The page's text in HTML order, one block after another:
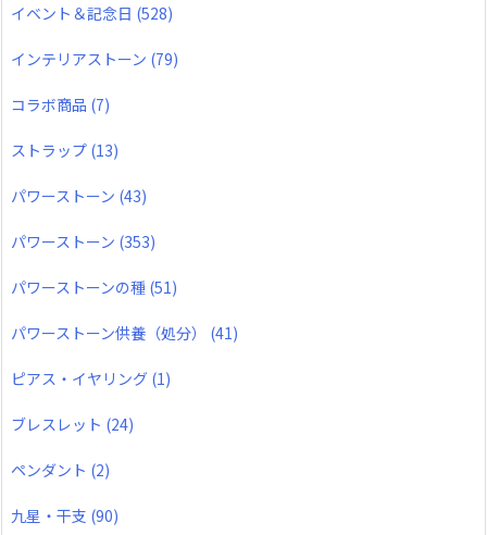
イベント＆記念日 (528)
インテリアストーン (79)
コラボ商品 (7)
ストラップ (13)
パワーストーン (43)
パワーストーン (353)
パワーストーンの種 (51)
パワーストーン供養（処分） (41)
ピアス・イヤリング (1)
ブレスレット (24)
ペンダント (2)
九星・干支 (90)